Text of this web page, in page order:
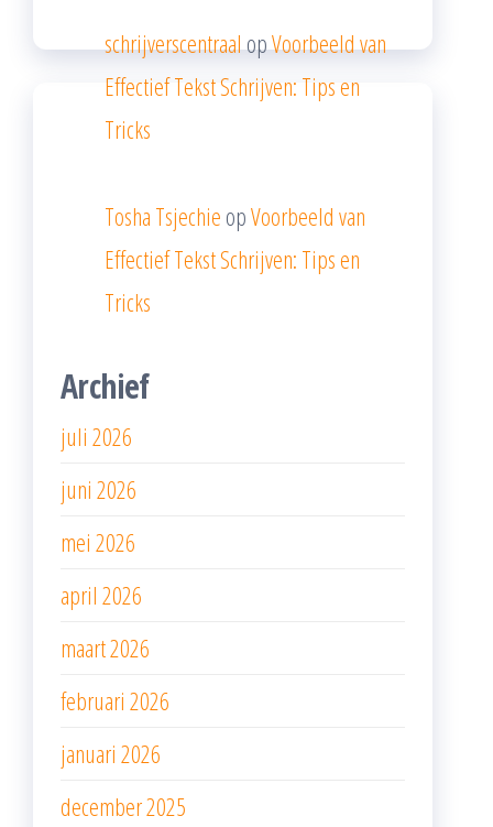
schrijverscentraalopVoorbeeld van
Effectief Tekst Schrijven: Tips en
Tricks
Tosha Tsjechie opVoorbeeld van
Effectief Tekst Schrijven: Tips en
Tricks
Archief
juli 2026
juni 2026
mei 2026
april 2026
maart 2026
februari 2026
januari 2026
december 2025